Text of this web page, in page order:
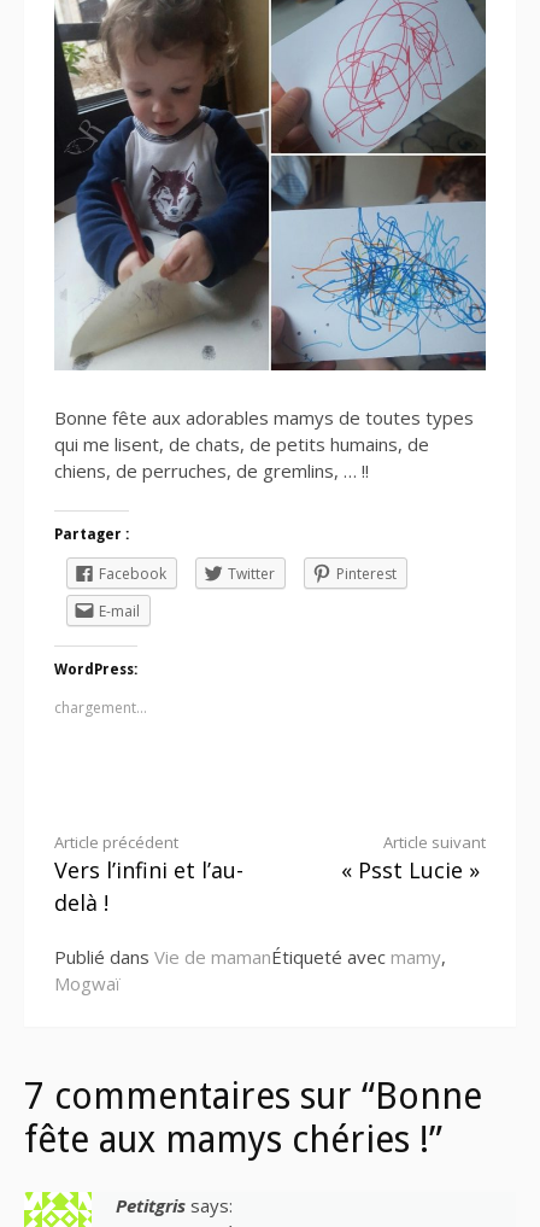
Bonne fête aux adorables mamys de toutes types
qui me lisent, de chats, de petits humains, de
chiens, de perruches, de gremlins, … !!
Partager :
Facebook Twitter
Pinterest
E-mail
WordPress:
chargement…
Lire
la
Article précédent
Vers l’infini et l’au-
delà !
Article suivant
« Psst Lucie »
Publié dans Vie de mamanÉtiqueté avec mamy,
Mogwaï
7 commentaires sur “Bonne
fête aux mamys chéries !”
Petitgris says: